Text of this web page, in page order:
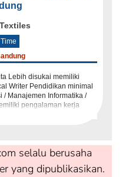
Lebih disukai memiliki
Writer Pendidikan minimal
/ Manajemen Informatika /
pengalaman kerja
selalu berusaha
yang dipublikasikan.